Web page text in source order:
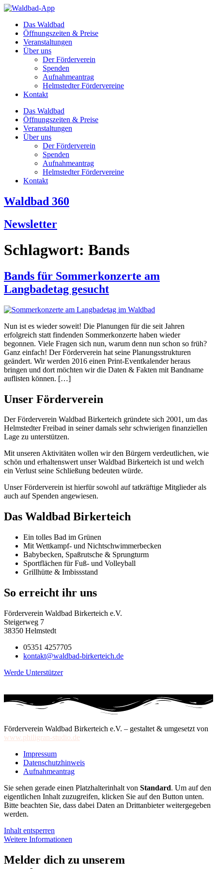
Zum
springenDas Waldbad
Öffnungszeiten & Preise
Veranstaltungen
Über uns
Der Förderverein
Spenden
Aufnahmeantrag
Helmstedter Fördervereine
Kontakt
Das Waldbad
Öffnungszeiten & Preise
Veranstaltungen
Über uns
Der Förderverein
Spenden
Aufnahmeantrag
Helmstedter Fördervereine
Kontakt
Waldbad 360
Newsletter
Schlagwort: Bands
Bands für Sommerkonzerte am
Langbadetag gesucht
Nun ist es wieder soweit! Die Planungen für die seit Jahren
erfolgreich statt findenden Sommerkonzerte haben wieder
begonnen. Viele Fragen sich nun, warum denn nun schon so früh?
Ganz einfach! Der Förderverein hat seine Planungsstrukturen
geändert. Wir werden 2016 einen Print-Eventkalender heraus
bringen und dort möchten wir die Daten & Fakten mit Bandname
auflisten können. […]
Unser Förderverein
Der Förderverein Waldbad Birkerteich gründete sich 2001, um das
Helmstedter Freibad in seiner damals sehr schwierigen finanziellen
Lage zu unterstützen.
Mit unseren Aktivitäten wollen wir den Bürgern verdeutlichen, wie
schön und erhaltenswert unser Waldbad Birkerteich ist und welch
ein Verlust seine Schließung bedeuten würde.
Unser Förderverein ist hierfür sowohl auf tatkräftige Mitglieder als
auch auf Spenden angewiesen.
Das Waldbad Birkerteich
Ein tolles Bad im Grünen
Mit Wettkampf- und Nichtschwimmerbecken
Babybecken, Spaßrutsche & Sprungturm
Sportflächen für Fuß- und Volleyball
Grillhütte & Imbissstand
So erreicht ihr uns
Förderverein Waldbad Birkerteich e.V.
Steigerweg 7
38350 Helmstedt
05351 4257705
kontakt@waldbad-birkerteich.de
Werde Unterstützer
Förderverein Waldbad Birkerteich e.V. – gestaltet & umgesetzt von
www.philigran-studio.de
Impressum
Datenschutzhinweis
Aufnahmeantrag
Sie sehen gerade einen Platzhalterinhalt von Standard. Um auf den
eigentlichen Inhalt zuzugreifen, klicken Sie auf den Button unten.
Bitte beachten Sie, dass dabei Daten an Drittanbieter weitergegeben
werden.
Inhalt entsperren
Weitere Informationen
Melder dich zu unserem